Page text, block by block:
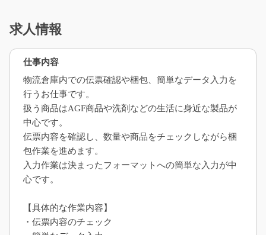
求人情報
仕事内容
物流倉庫内での伝票確認や梱包、簡単なデータ入力を
行うお仕事です。
扱う商品はAGF商品や洗剤などの生活に身近な製品が
中心です。
伝票内容を確認し、数量や商品をチェックしながら梱
包作業を進めます。
入力作業は決まったフォーマットへの簡単な入力が中
心です。
【具体的な作業内容】
・伝票内容のチェック